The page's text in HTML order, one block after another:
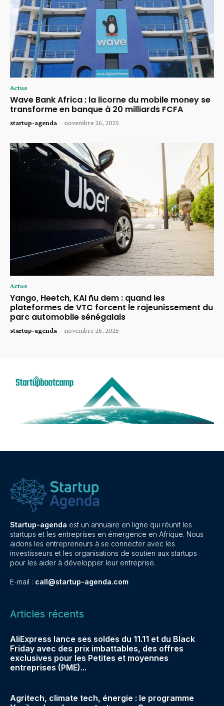
Actus
Wave Bank Africa : la licorne du mobile money se
transforme en banque à 20 milliards FCFA
startup-agenda - novembre 26, 2025
Actus
Yango, Heetch, KAI ñu dem : quand les
plateformes de VTC forcent le rajeunissement du
parc automobile sénégalais
startup-agenda - novembre 26, 2025
Startup-agenda est un annuaire en ligne qui réunit les
startups et les entreprises en émergence en Afrique. Nous
aidons les entrepreneurs à se connecter avec les
investisseurs et les organisations de soutien aux startups
pour les aider à développer leur entreprise.
E-mail : call@startup-agenda.com
Articles récents
AliExpress lance ses soldes du 11.11 et du Black
Friday avec des prix imbattables, des offres
exclusives pour les Petites et moyennes
entreprises (PME)...
Agritech, climate tech, énergie : le programme